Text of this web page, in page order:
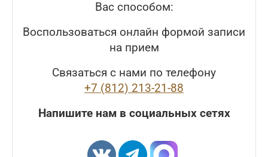
Вас способом:
Воспользоваться онлайн формой записи
на прием
Связаться с нами по телефону
+7 (812) 213-21-88
Напишите нам в социальных сетях